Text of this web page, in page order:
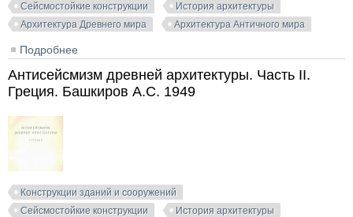
Сейсмостойкие конструкции
История архитектуры
Архитектура Древнего мира
Архитектура Античного мира
Подробнее
Италия. Башкиров А.С. 1948
Антисейсмизм древней архитектуры. Часть II.
Греция. Башкиров А.С. 1949
Конструкции зданий и сооружений
Сейсмостойкие конструкции
История архитектуры